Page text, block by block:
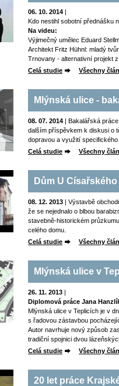
06. 10. 2014 |
Kdo nestihl sobotní přednášku
Na videu:
Výjimečný umělec Eduard
Architekt Fritz Hühnl: mladý
Trnovany - alternativní projekt
Celá studie
Všechny
Mlýnská ulice -
08. 07. 2014 | Bakalářská
dalším příspěvkem k diskusi o
dopravou a využití
Celá studie
Všechny
Dům U
08. 12. 2013 | Výstavbě
že se nejednalo o blbou
stavebně-historickém
celého domu.
Celá studie
Všechny
Mlýnská ulice v
26. 11. 2013 |
Diplomová práce Jana
Mlýnská ulice v Teplicích je v
s řadovou zástavbou
Autor navrhuje nový způsob
tradiční spojnici dvou
Celá studie
Všechny
20 let práce